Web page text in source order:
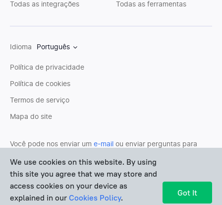
Todas as integrações Todas as ferramentas
Idioma Português
Política de privacidade
Política de cookies
Termos de serviço
Mapa do site
Copyright © Devart 2026
Você pode nos enviar um e-mail ou enviar perguntas para
pessoalmente.
We use cookies on this website. By using
this site you agree that we may store and
access cookies on your device as
explained in our Cookies Policy. Got It